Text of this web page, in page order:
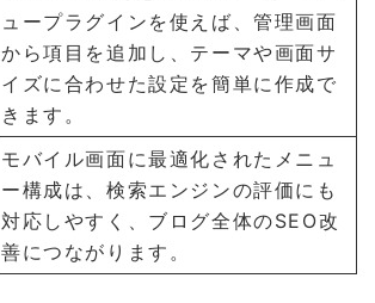
ュープラグインを使えば、管理画面
から項目を追加し、テーマや画面サ
イズに合わせた設定を簡単に作成で
きます。
モバイル画面に最適化されたメニュ
ー構成は、検索エンジンの評価にも
対応しやすく、ブログ全体のSEO改
善につながります。